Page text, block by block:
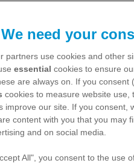
kinderen en ouders bij het
en ouders
We need your
partners use cookies and other
essential cookies to ensure
are always on. If you consent
cookies to measure website
improve our site. If you consent,
content with you that you may
and on social media.
All", you consent to the use